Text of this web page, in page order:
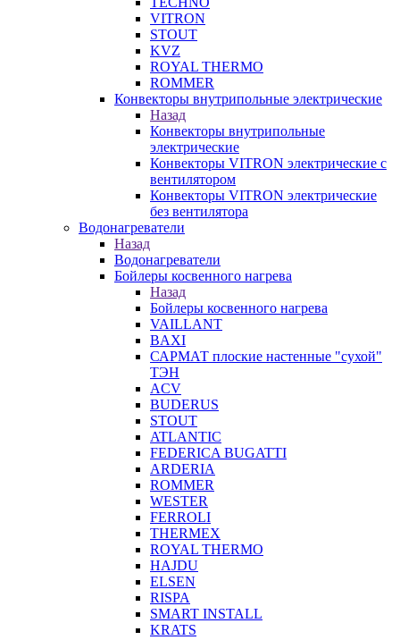
VITRON
STOUT
KVZ
ROYAL THERMO
ROMMER
Конвекторы внутрипольные электрические
Назад
Конвекторы внутрипольные
электрические
Конвекторы VITRON электрические с
вентилятором
Конвекторы VITRON электрические
без вентилятора
Водонагреватели
Назад
Водонагреватели
Бойлеры косвенного нагрева
Назад
Бойлеры косвенного нагрева
VAILLANT
BAXI
САРМАТ плоские настенные "сухой"
ТЭН
ACV
BUDERUS
STOUT
ATLANTIC
FEDERICA BUGATTI
ARDERIA
ROMMER
WESTER
FERROLI
THERMEX
ROYAL THERMO
HAJDU
ELSEN
RISPA
SMART INSTALL
KRATS